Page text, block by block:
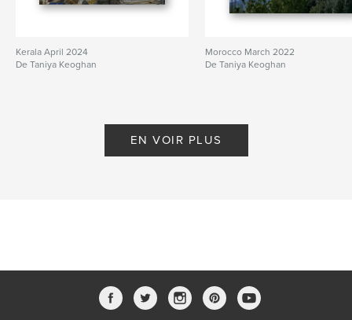
Kerala April 2024
De Taniya Keoghan
Morocco March 2022
De Taniya Keoghan
EN VOIR PLUS